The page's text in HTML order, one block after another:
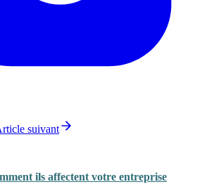
suivant
ils affectent votre entreprise